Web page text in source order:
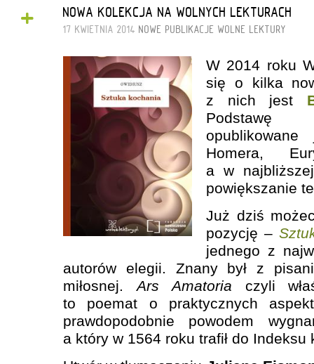
+ NOWA KOLEKCJA NA WOLNYCH LEKTURACH
17 KWIETNIA 2014 NOWE PUBLIKACJE WOLNE LEKTURY
W 2014 roku
się o kilka
z nich jest
Podstawę
Homera,
a w
powiększanie
Już dziś
pozycję –
jednego z
autorów elegii. Znany był z
miłosnej.Ars Amatoria czyli
to poemat o praktycznych
prawdopodobnie powodem
a który w 1564 roku trafił do